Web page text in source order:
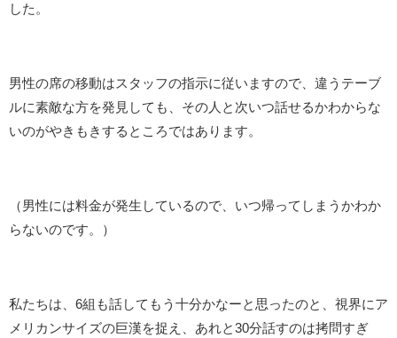
した。
男性の席の移動はスタッフの指示に従いますので、違うテーブ
ルに素敵な方を発見しても、その人と次いつ話せるかわからな
いのがやきもきするところではあります。
（男性には料金が発生しているので、いつ帰ってしまうかわか
らないのです。）
私たちは、6組も話してもう十分かなーと思ったのと、視界にア
メリカンサイズの巨漢を捉え、あれと30分話すのは拷問すぎ